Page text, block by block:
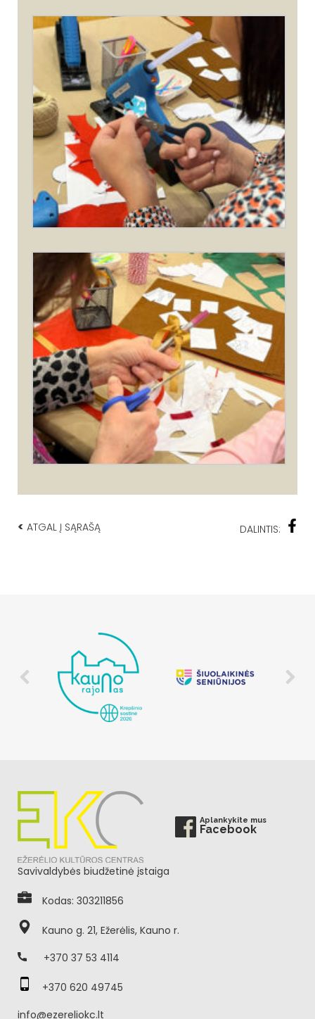
< ATGAL Į SĄRAŠĄ DALINTIS:
Aplankykite mus
Facebook
Savivaldybės biudžetinė įstaiga
Kodas: 303211856
Kauno g. 21, Ežerėlis, Kauno r.
+370 37 53 4114
+370 620 49745
info@ezereliokc.lt